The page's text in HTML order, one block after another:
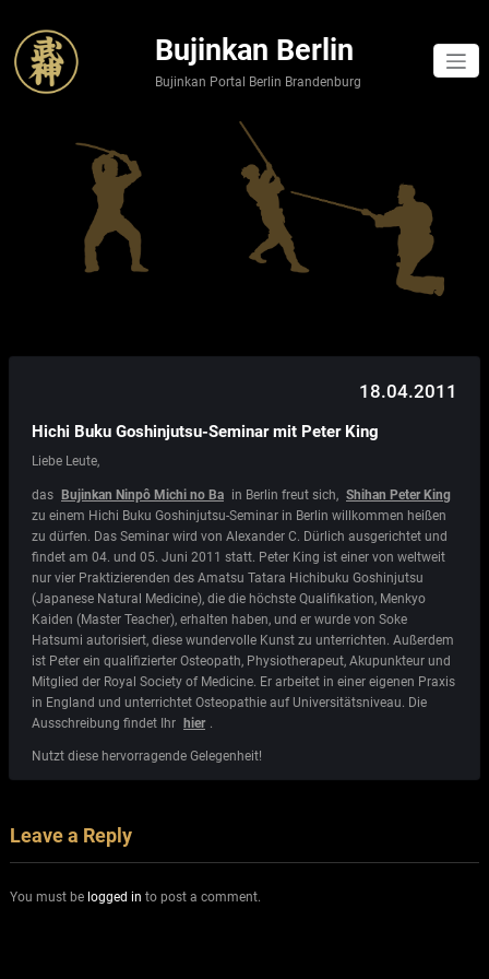
content
Bujinkan Berlin
Bujinkan Portal Berlin Brandenburg
18.04.2011
Hichi Buku Goshinjutsu-Seminar mit Peter King
Liebe Leute,
das Bujinkan Ninpô Michi no Ba in Berlin freut sich, Shihan Peter King
zu einem Hichi Buku Goshinjutsu-Seminar in Berlin willkommen heißen
zu dürfen. Das Seminar wird von Alexander C. Dürlich ausgerichtet und
findet am 04. und 05. Juni 2011 statt. Peter King ist einer von weltweit
nur vier Praktizierenden des Amatsu Tatara Hichibuku Goshinjutsu
(Japanese Natural Medicine), die die höchste Qualifikation, Menkyo
Kaiden (Master Teacher), erhalten haben, und er wurde von Soke
Hatsumi autorisiert, diese wundervolle Kunst zu unterrichten. Außerdem
ist Peter ein qualifizierter Osteopath, Physiotherapeut, Akupunkteur und
Mitglied der Royal Society of Medicine. Er arbeitet in einer eigenen Praxis
in England und unterrichtet Osteopathie auf Universitätsniveau. Die
Ausschreibung findet Ihr hier .
Nutzt diese hervorragende Gelegenheit!
Leave a Reply
You must be logged in to post a comment.